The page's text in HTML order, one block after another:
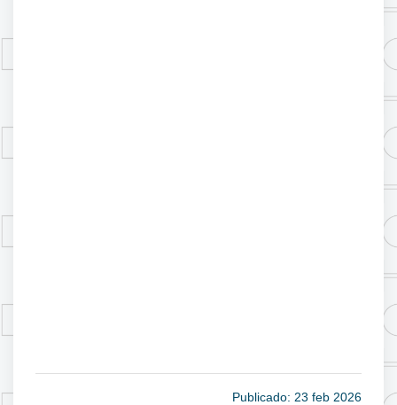
Publicado: 23 feb 2026